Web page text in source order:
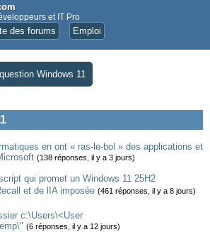
et IT Pro
des forums Emploi
Windows 11
en ont « ras-le-bol » des applications et
(138 réponses, il y a 3 jours)
qui promet un Windows 11 25H2
et de lIA imposée (461 réponses, il y a 8 jours)
c:\Users\<User
(6 réponses, il y a 12 jours)